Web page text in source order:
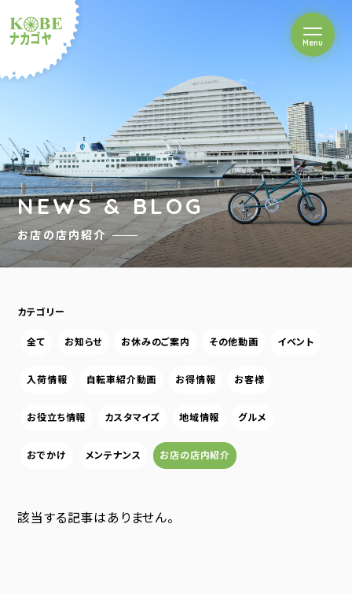
ルショップナカゴヤ
Menuを開閉
NEWS & BLOG
お店の店内紹介
カテゴリー
全て お知らせ お休みのご案内 その他動画 イベント
入荷情報 自転車紹介動画 お得情報 お客様
お役立ち情報 カスタマイズ 地域情報 グルメ
おでかけ メンテナンス お店の店内紹介
該当する記事はありません。